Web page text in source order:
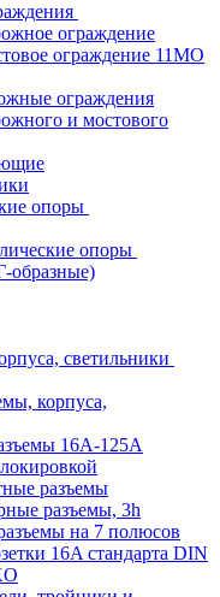
ограждение
ограждение 11МО
ограждения
и мостового
опоры
опоры
светильники
корпуса,
16А-125А
разъемы
разъемы, 3h
на 7 полюсов
16A стандарта DIN